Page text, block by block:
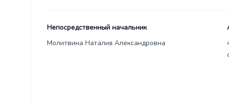
Непосредственный начальник
Молитвина Наталия Александровна